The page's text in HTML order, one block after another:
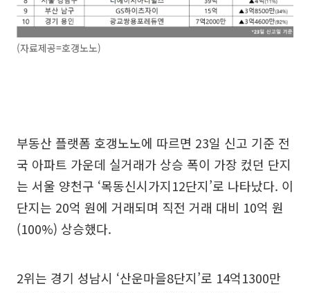
(자료제공=호갱노노)
부동산 플랫폼 호갱노노에 따르면 23일 신고 기준 전
국 아파트 가운데 실거래가 상승 폭이 가장 컸던 단지
는 서울 양천구 ‘목동신시가지12단지’로 나타났다. 이
단지는 20억 원에 거래되며 직전 거래 대비 10억 원
(100%) 상승했다.
2위는 경기 성남시 ‘산운마을8단지’로 14억1300만